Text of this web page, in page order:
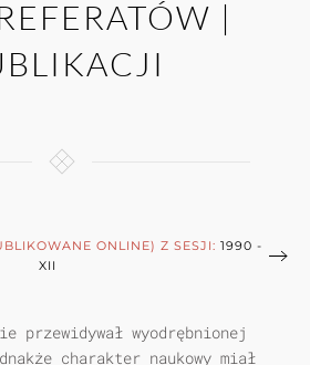
|
ONLINE) Z SESJI: 1990 -
XII
przewidywał wyodrębnionej
charakter naukowy miał